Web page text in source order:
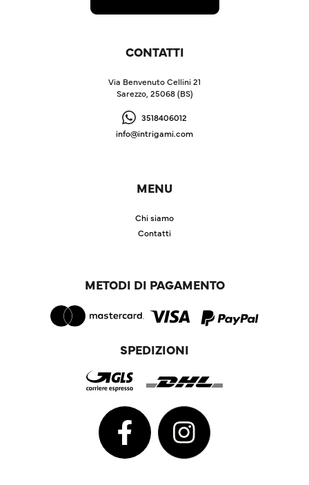
CONTATTI
Via Benvenuto Cellini 21
Sarezzo, 25068 (BS)
3518406012
info@intrigami.com
MENU
Chi siamo
Contatti
METODI DI PAGAMENTO
SPEDIZIONI